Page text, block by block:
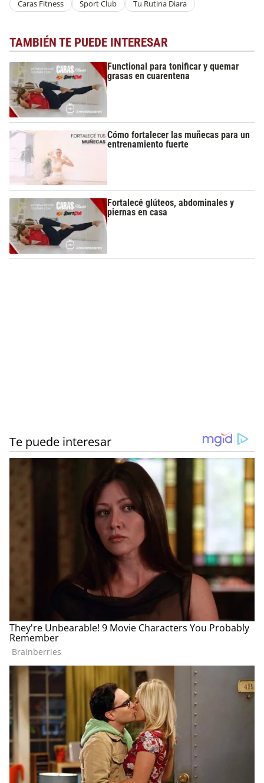
Caras Fitness Sport Club Tu Rutina Diara
TAMBIÉN TE PUEDE INTERESAR
Functional para tonificar y quemar
grasas en cuarentena
Cómo fortalecer las muñecas para un
entrenamiento fuerte
Fortalecé glúteos, abdominales y
piernas en casa